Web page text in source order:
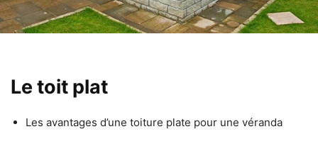
Le toit plat
Les avantages d’une toiture plate pour une véranda